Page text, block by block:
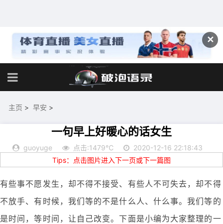
✕
主页 > 早安 >
一句早上好暖心的话女生
guoyuge 点击:1479℃
2020-12-16 22:18:43
Tips：点击图片进入下一页或下一篇图
有些事不愿发生，却不得不接受、有些人不可失去，却不得
不放手、有时候，我们等的不是什么人、什么事。我们等的
是时间，等时间，让自己改变。下面是小编为大家整理的一